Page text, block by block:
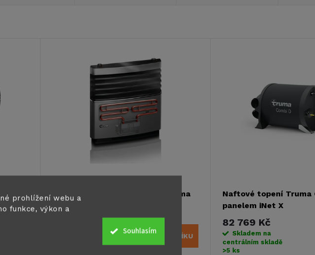
prohlížení webu a
funkce, výkon a
Souhlasím
Elektrický přídavný ohřívač Truma
Ultra Heat 230V
DO KOŠÍKU
Naftové topení Truma
panelem iNet X
82 769 Kč
Skladem na
centrálním skladě
>5 ks